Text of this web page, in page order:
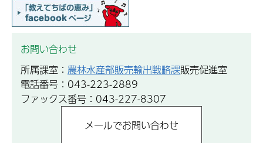
お問い合わせ
所属課室： 農林水産部販売輸出戦略課販売促進室
電話番号：043-223-2889
ファックス番号：043-227-8307